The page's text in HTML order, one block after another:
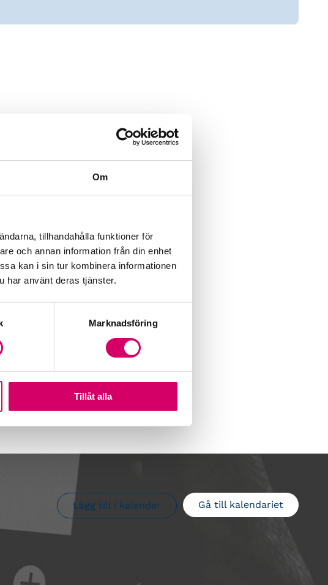
Om
tillhandahålla funktioner för
och annan information från din enhet
kan i sin tur kombinera informationen
har använt deras tjänster.
Marknadsföring
Tillåt alla
Gå till kalendariet
Lägg till i kalender